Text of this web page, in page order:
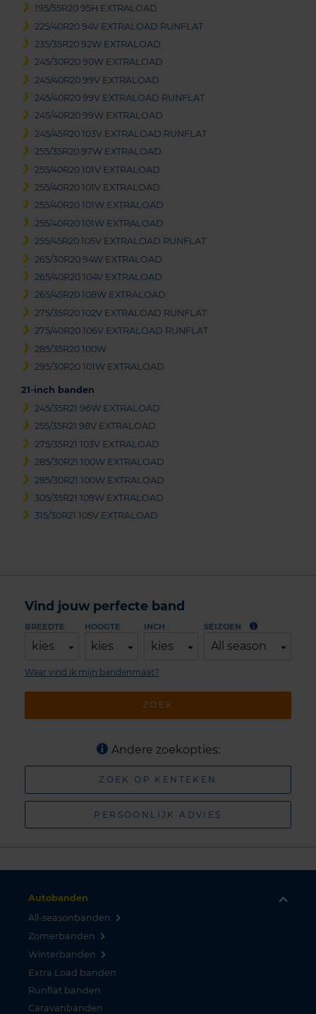
195/55R20 95H EXTRALOAD
225/40R20 94V EXTRALOAD RUNFLAT
235/35R20 92W EXTRALOAD
245/30R20 90W EXTRALOAD
245/40R20 99V EXTRALOAD
245/40R20 99V EXTRALOAD RUNFLAT
245/40R20 99W EXTRALOAD
245/45R20 103V EXTRALOAD RUNFLAT
255/35R20 97W EXTRALOAD
255/40R20 101V EXTRALOAD
255/40R20 101V EXTRALOAD
255/40R20 101W EXTRALOAD
255/40R20 101W EXTRALOAD
255/45R20 105V EXTRALOAD RUNFLAT
265/30R20 94W EXTRALOAD
265/40R20 104V EXTRALOAD
265/45R20 108W EXTRALOAD
275/35R20 102V EXTRALOAD RUNFLAT
275/40R20 106V EXTRALOAD RUNFLAT
285/35R20 100W
295/30R20 101W EXTRALOAD
21-inch banden
245/35R21 96W EXTRALOAD
255/35R21 98V EXTRALOAD
275/35R21 103V EXTRALOAD
285/30R21 100W EXTRALOAD
285/30R21 100W EXTRALOAD
305/35R21 109W EXTRALOAD
315/30R21 105V EXTRALOAD
Vind jouw perfecte band
BREEDTE
kies
HOOGTE
kies
INCH
kies
SEIZOEN
All season
ZOEK
Waar vind ik mijn bandenmaat?
Andere zoekopties:
ZOEK OP KENTEKEN
PERSOONLIJK ADVIES
Autobanden
All-seasonbanden
Zomerbanden
Winterbanden
Extra Load banden
Runflat banden
Caravanbanden